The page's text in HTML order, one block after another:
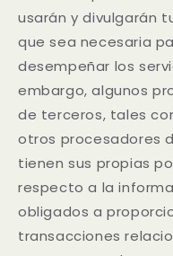
usarán y divulgarán
que sea necesaria
desempeñar los
embargo, algunos
de terceros, tales
otros procesadores
tienen sus propias
respecto a la
obligados a
transacciones